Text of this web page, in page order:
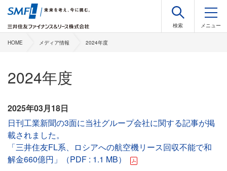
HOME メディア情報 2024年度
2024年度
2025年03月18日
日刊工業新聞の3面に当社グループ会社に関する記事が掲
載されました。
「三井住友FL系、ロシアへの航空機リース回収不能で和
解金660億円」（PDF : 1.1 MB）